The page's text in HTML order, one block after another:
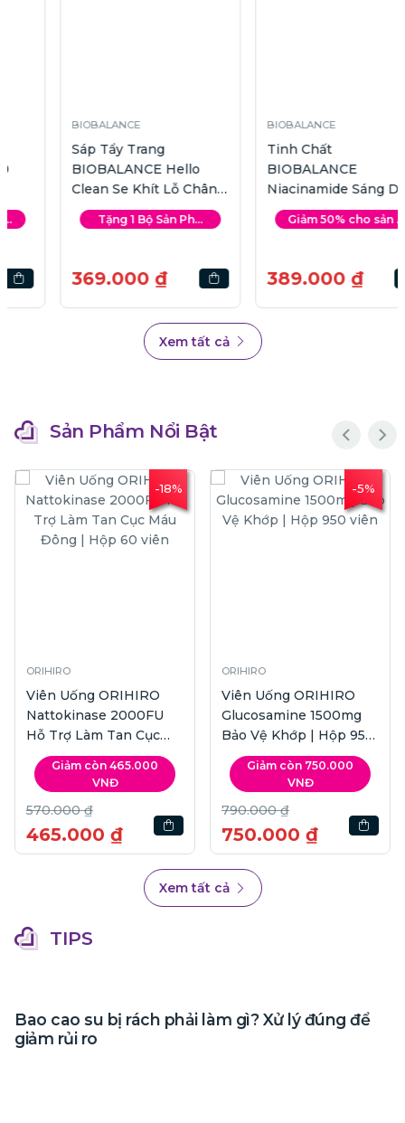
BIOBALANCE
Sáp Tẩy Trang
BIOBALANCE Hello
Clean Se Khít Lỗ Chân
Lông | 100ml
Tặng 1 Bộ Sản Ph...
369.000 ₫
BIOBALANCE
Tinh Chất
BIOBALANCE
Niacinamide Sáng Da
Và Kiềm Dầu | 30ml
Giảm 50% cho sản ...
389.000 ₫
Xem tất cả
Sản Phẩm Nổi Bật
-16%
ORIHIRO
TPBVSK Viên Uống
ORIHIRO Fish Oil
Omega 3 | Hộp 180 viên
Giảm còn 471.000
VNĐ
560.000 ₫
471.000 ₫
-15%
ORIHIRO
TPBVSK Viên Uống
ORIHIRO Oyster
Extract Hỗ Trợ Tăng
Sinh Lý Nam | Hộp 120
viên
Giảm còn 550.000
VNĐ
650.000 ₫
550.000 ₫
Xem tất cả
TIPS
Bao cao su bị rách phải làm gì? Xử lý đúng để
giảm rủi ro